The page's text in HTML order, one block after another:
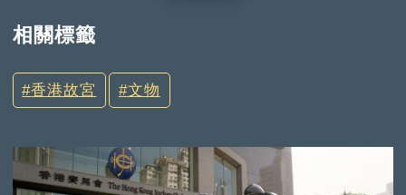
相關標籤
香港故宮 文物